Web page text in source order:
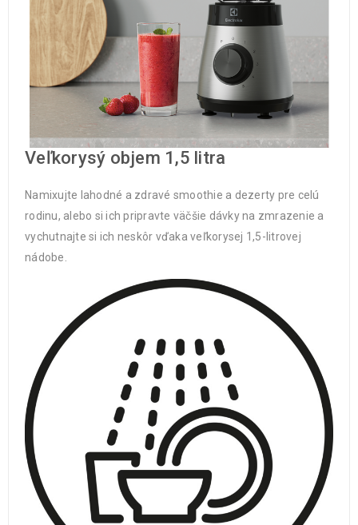
Veľkorysý objem 1,5 litra
Namixujte lahodné a zdravé smoothie a dezerty pre celú
rodinu, alebo si ich pripravte väčšie dávky na zmrazenie a
vychutnajte si ich neskôr vďaka veľkorysej 1,5-litrovej
nádobe.